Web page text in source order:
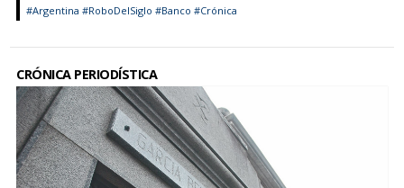
#Argentina #RoboDelSiglo #Banco #Crónica
CRÓNICA PERIODÍSTICA